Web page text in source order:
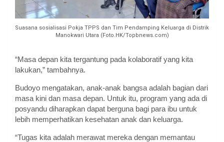
Suasana sosialisasi Pokja TPPS dan Tim Pendamping Keluarga di Distrik
Manokwari Utara (Foto.HK/Topbnews.com)
“Masa depan kita tergantung pada kolaboratif yang kita
lakukan,” tambahnya.
Budoyo mengatakan, anak-anak bangsa adalah bagian dari
masa kini dan masa depan. Untuk itu, program yang ada di
posyandu diharapkan dapat berguna bagi para ibu untuk
lebih memperhatikan kesehatan anak dan keluarga.
“Tugas kita adalah merawat mereka dengan memantau